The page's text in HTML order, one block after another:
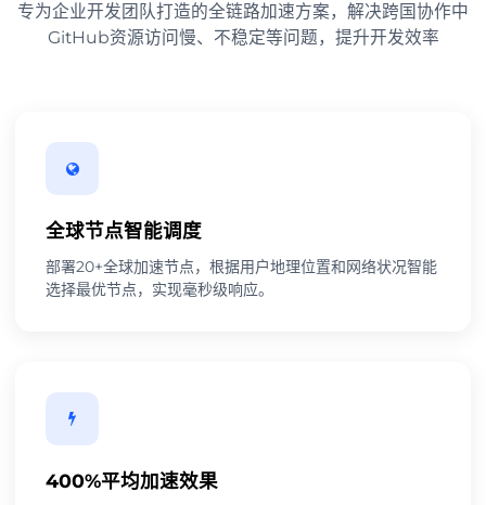
专为企业开发团队打造的全链路加速方案，解决跨国协作中
GitHub资源访问慢、不稳定等问题，提升开发效率
全球节点智能调度
部署20+全球加速节点，根据用户地理位置和网络状况智能
选择最优节点，实现毫秒级响应。
400%平均加速效果